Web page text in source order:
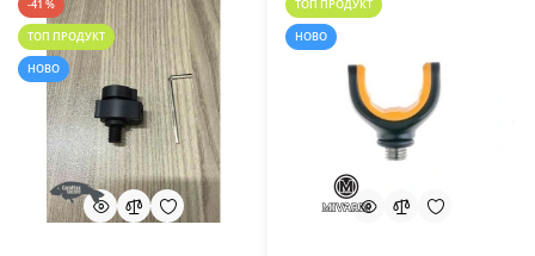
-41 %
ТОП ПРОДУКТ
НОВО
ТОП ПРОДУКТ
НОВО